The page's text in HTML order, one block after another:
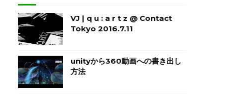
VJ | q u : a r t z @ Contact
Tokyo 2016.7.11
unityから360動画への書き出し
方法